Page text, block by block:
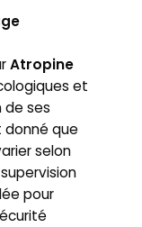
Atropine
et
de ses
donné que
selon
pour